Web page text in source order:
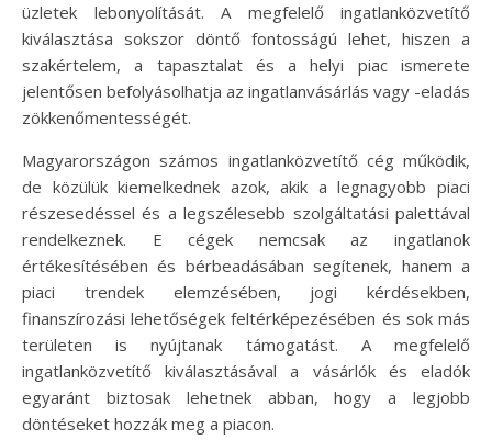
üzletek lebonyolítását. A megfelelő ingatlanközvetítő
kiválasztása sokszor döntő fontosságú lehet, hiszen a
szakértelem, a tapasztalat és a helyi piac ismerete
jelentősen befolyásolhatja az ingatlanvásárlás vagy -eladás
zökkenőmentességét.
Magyarországon számos ingatlanközvetítő cég működik,
de közülük kiemelkednek azok, akik a legnagyobb piaci
részesedéssel és a legszélesebb szolgáltatási palettával
rendelkeznek. E cégek nemcsak az ingatlanok
értékesítésében és bérbeadásában segítenek, hanem a
piaci trendek elemzésében, jogi kérdésekben,
finanszírozási lehetőségek feltérképezésében és sok más
területen is nyújtanak támogatást. A megfelelő
ingatlanközvetítő kiválasztásával a vásárlók és eladók
egyaránt biztosak lehetnek abban, hogy a legjobb
döntéseket hozzák meg a piacon.